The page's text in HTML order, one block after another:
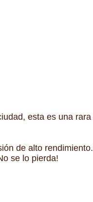
esta es una rara
de alto rendimiento.
se lo pierda!